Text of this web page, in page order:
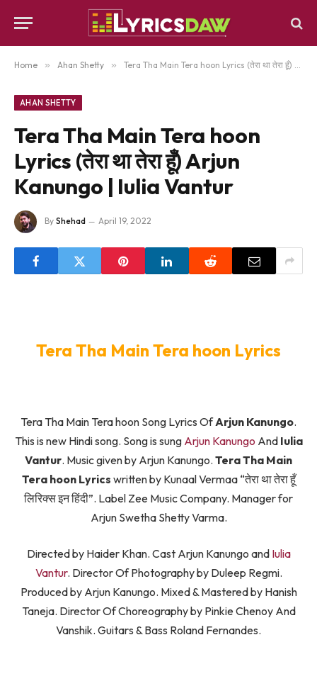
Home » Ahan Shetty » Tera Tha Main Tera hoon Lyrics (तेरा था तेरा हूँ) Arjun Kanungo | Iulia Vantur
AHAN SHETTY
Tera Tha Main Tera hoon
Lyrics (तेरा था तेरा हूँ) Arjun
Kanungo | Iulia Vantur
By Shehad April 19, 2022
Tera Tha Main Tera hoon Lyrics
Tera Tha Main Tera hoon Song Lyrics OfArjun Kanungo.
This is new Hindi song. Song is sung Arjun Kanungo And Iulia
Vantur. Music given by Arjun Kanungo. Tera Tha Main
Tera hoon Lyrics written by Kunaal Vermaa “तेरा था तेरा हूँ
लिरिक्स इन हिंदी”. Label Zee Music Company. Manager for
Arjun Swetha Shetty Varma.
Directed by Haider Khan. Cast Arjun Kanungo and Iulia
Vantur. Director Of Photography by Duleep Regmi.
Produced by Arjun Kanungo. Mixed & Mastered by Hanish
Taneja. Director Of Choreography by Pinkie Chenoy And
Vanshik. Guitars & Bass Roland Fernandes.